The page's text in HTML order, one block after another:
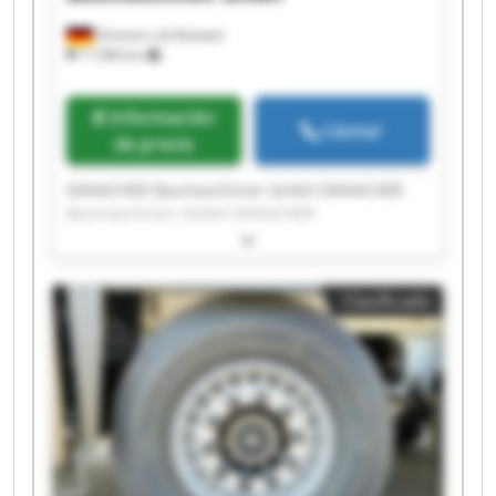
Zimmern ob Rottweil
11.984 km
Información
de precio
Llamar
Baumaschinen GmbH DANACHER
Baumaschinen GmbH DANACHER
Baumaschinen GmbH DANACHER
Baumaschinen GmbH DANACHER
Baumaschinen GmbH DANACHER
Baumaschinen GmbH DANACHER
Baumaschinen GmbH DANACHER
Baumaschinen GmbH DANACHER
Baumaschinen GmbH DANACHER
Baumaschinen GmbH DANACHER